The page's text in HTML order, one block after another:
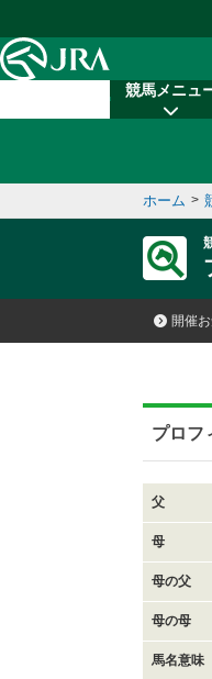
競馬メニュ
ホーム >
開催
プロフ
父
母
母の父
母の母
馬名意味